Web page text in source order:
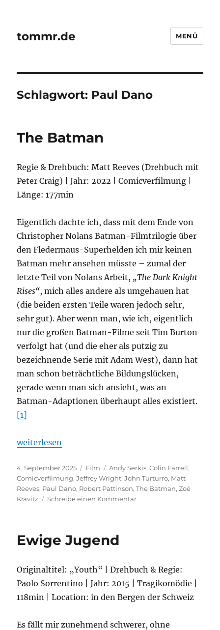
tommr.de MENÜ
Schlagwort: Paul Dano
The Batman
Regie & Drehbuch: Matt Reeves (Drehbuch mit
Peter Craig) | Jahr: 2022 | Comicverfilmung |
Länge: 177min
Eigentlich dachte ich, dass mit dem Ende von
Christopher Nolans Batman-Filmtrilogie über
den Fledermaus-Superhelden ich mir keinen
Batman mehr ansehen müsste – zumal der
letzte Teil von Nolans Arbeit, „The Dark Knight
Rises“, mich alles andere als umgehauen hat
(die beiden ersten Teile waren jedoch sehr,
sehr gut). Aber wenn man, wie ich, eigentlich
nur die großen Batman-Filme seit Tim Burton
verfolgt hat (und die eher als putzig zu
bezeichnende Serie mit Adam West), dann hat
man schon beträchtliche Bildungslücken,
gerade wenn man sich ansieht, was an
Batman-Adaptionen überhaupt alles existiert.
[1]
„The Batman“
weiterlesen
Veröffentlicht
am
4. September 2025 Kategorien
Film Schlagwörter
Andy Serkis,Colin Farrell,
Comicverfilmung,Jeffrey Wright,John Turturro, Matt
Reeves, Paul Dano, Robert Pattinson,The Batman,Zoë
Kravitz
Schreibe einen Kommentarzu
Ewige Jugend
Originaltitel: „Youth“ | Drehbuch & Regie:
Paolo Sorrentino | Jahr: 2015 | Tragikomödie |
118min | Location: in den Bergen der Schweiz
Es fällt mir zunehmend schwerer, ohne